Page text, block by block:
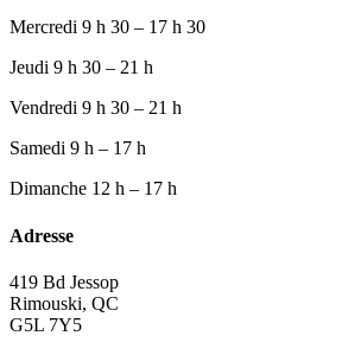
Mercredi 9 h 30 – 17 h 30
Jeudi 9 h 30 – 21 h
Vendredi 9 h 30 – 21 h
Samedi 9 h – 17 h
Dimanche 12 h – 17 h
Adresse
419 Bd Jessop
Rimouski, QC
G5L 7Y5